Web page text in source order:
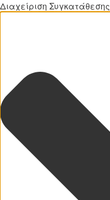
Διαχείριση Συγκατάθεσης